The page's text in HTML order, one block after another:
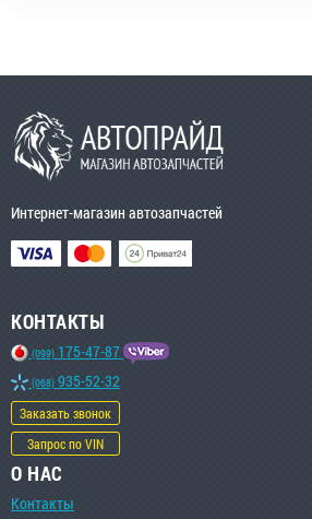
Интернет-магазин автозапчастей
КОНТАКТЫ
(099) 175-47-87
(068) 935-52-32
Заказать звонок
Запрос по VIN
О НАС
Контакты